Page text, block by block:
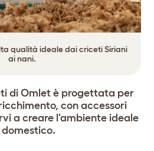
qualità ideale dai criceti Siriani
ai nani.
di Omlet è progettata per
con accessori
a creare l'ambiente ideale